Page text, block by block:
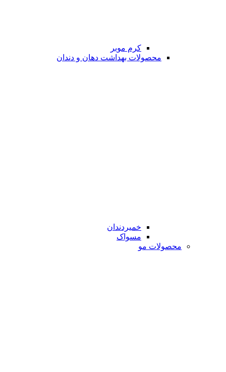
کرم موبر
محصولات بهداشت دهان و دندان
خمیردندان
مسواک
محصولات مو